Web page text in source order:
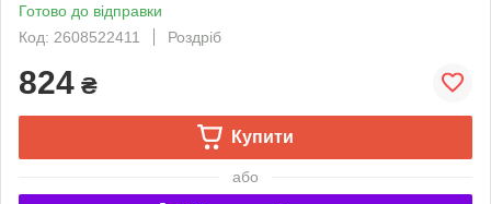
Готово до відправки
Код: 2608522411
Роздріб
824 ₴
Купити
або